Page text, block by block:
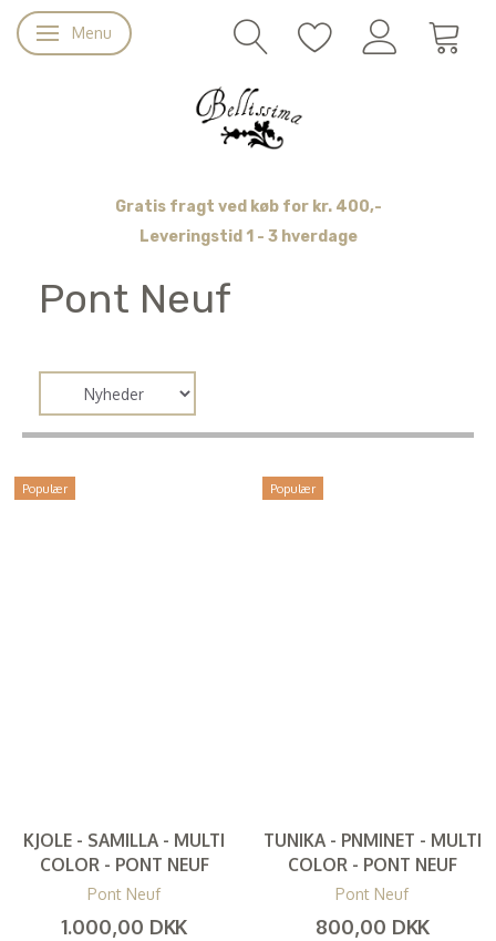
Skifte navigation
Menu
Gratis fragt ved køb for kr. 400,-
Leveringstid 1 - 3 hverdage
Pont Neuf
Populær
KJOLE - SAMILLA - MULTI
COLOR - PONT NEUF
Pont Neuf
1.000,00 DKK
Populær
TUNIKA - PNMINET - MULTI
COLOR - PONT NEUF
Pont Neuf
800,00 DKK